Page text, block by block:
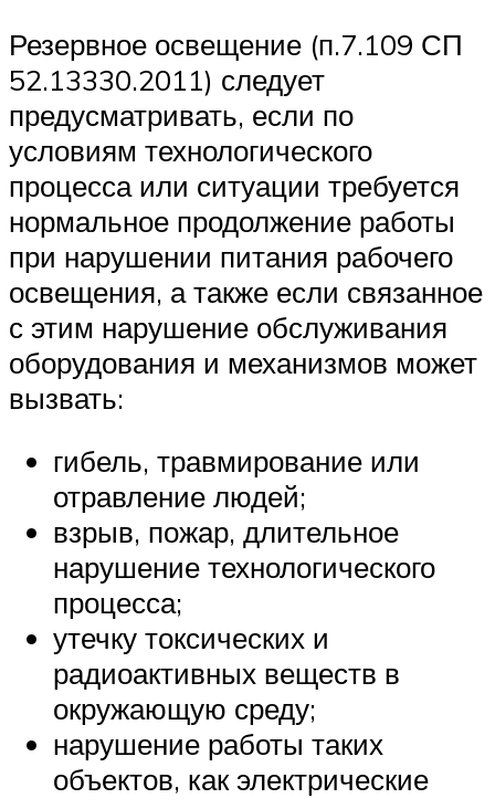
Резервное освещение (п.7.109 СП
52.13330.2011) следует
предусматривать, если по
условиям технологического
процесса или ситуации требуется
нормальное продолжение работы
при нарушении питания рабочего
освещения, а также если связанное
с этим нарушение обслуживания
оборудования и механизмов может
вызвать:
гибель, травмирование или
отравление людей;
взрыв, пожар, длительное
нарушение технологического
процесса;
утечку токсических и
радиоактивных веществ в
окружающую среду;
нарушение работы таких
объектов, как электрические